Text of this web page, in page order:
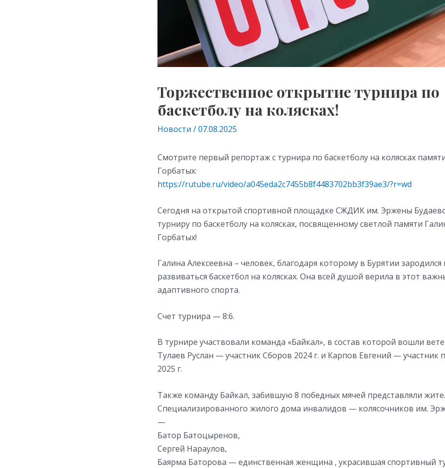
Торжественное открытие турнира по
баскетболу на колясках!
Новости /07.08.2025
Смотрите первый репортаж с турнира по баскетболу на колясках
Горбатых:
https://rutube.ru/video/a045eda2c7455b8f4483702bb3f39ae3/?r=wd
Сегодня на открытой спортивной площадке СЖДИК им. Эржены
турниру по баскетболу на колясках, посвященному светлой памяти
Горбатых!
Галина Алексеевна – человек, благодаря которому в Бурятии зародился
развиваться баскетбол на колясках. Она всей душой верила в этот
адаптивного спорта.
Счет турнира — 8:6.
В турнире участвовали команда «Байкал», в состав которой вошли
Тулаев Руслан — участник Сборов 2024 г. и Карпов Евгений — участник
2025 г.
Также команду Байкал, забившую 8 победных мячей представляли
Специализированного жилого дома инвалидов — колясочников им.
—
Батор Батоцыренов,
Сергей Нараулов,
Баярма Баторова — единственная женщина , украсившая спортивный